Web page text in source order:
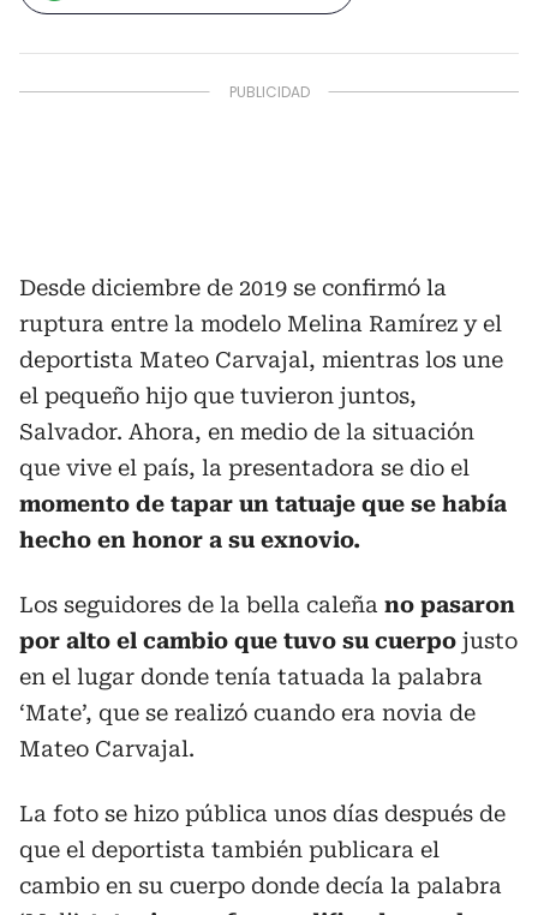
Desde diciembre de 2019 se confirmó la
ruptura entre la modelo Melina Ramírez y el
deportista Mateo Carvajal, mientras los une
el pequeño hijo que tuvieron juntos,
Salvador. Ahora, en medio de la situación
que vive el país, la presentadora se dio el
momento de tapar un tatuaje que se había
hecho en honor a su exnovio.
Los seguidores de la bella caleña no pasaron
por alto el cambio que tuvo su cuerpo justo
en el lugar donde tenía tatuada la palabra
‘Mate’, que se realizó cuando era novia de
Mateo Carvajal.
La foto se hizo pública unos días después de
que el deportista también publicara el
cambio en su cuerpo donde decía la palabra